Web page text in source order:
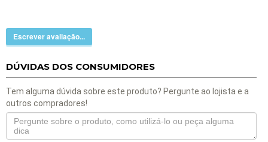
Escrever avaliação...
DÚVIDAS DOS CONSUMIDORES
Tem alguma dúvida sobre este produto? Pergunte ao lojista e a
outros compradores!